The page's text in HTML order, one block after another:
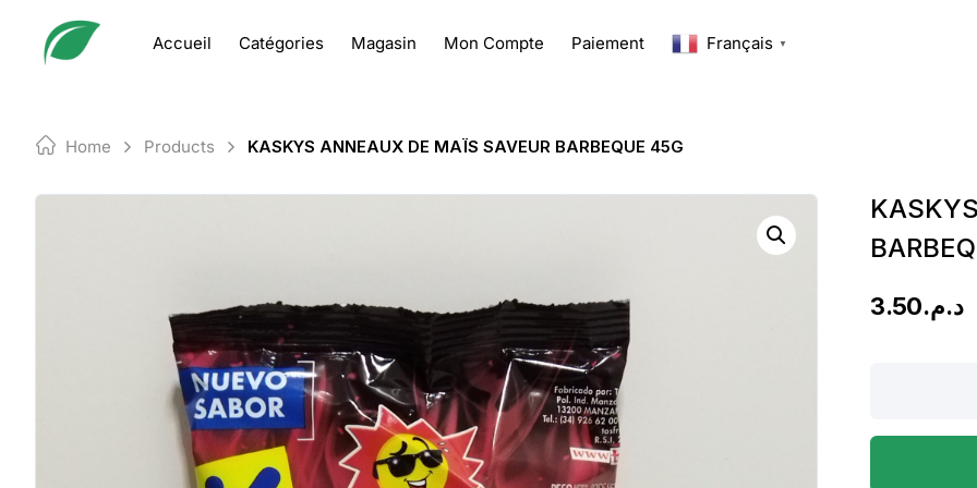
content
Accueil Catégories Magasin Mon Compte Paiement Français ▼
Home Products KASKYS ANNEAUX DE MAÏS SAVEUR BARBEQUE 45G
د.م.3.50
DE